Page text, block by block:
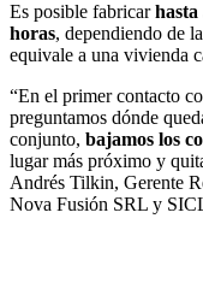
Es posible fabricarhasta
horas, dependiendo de
equivale a una vivienda
“En el primer contacto
preguntamos dónde
conjunto, bajamos los
lugar más próximo y
Andrés Tilkin, Gerente
Nova Fusión SRL y